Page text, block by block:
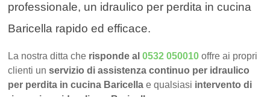
professionale, un idraulico per perdita in cucina
Baricella rapido ed efficace.
La nostra ditta che risponde al0532 050010 offre ai propri
clienti unservizio di assistenza continuo per idraulico
per perdita in cucina Baricella e qualsiasi intervento di